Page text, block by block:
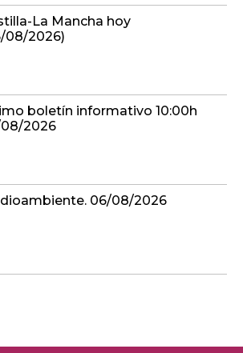
La Mancha hoy
08/2026)
boletín informativo 10:00h
2026
06/08/2026